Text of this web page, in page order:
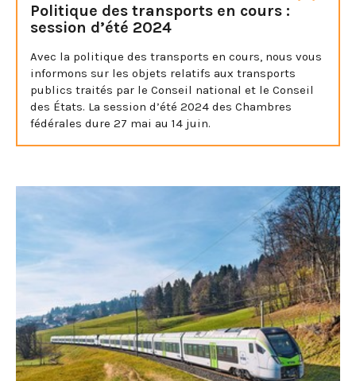
Politique des transports en cours :
session d’été 2024
Avec la politique des transports en cours, nous vous
informons sur les objets relatifs aux transports
publics traités par le Conseil national et le Conseil
des États. La session d’été 2024 des Chambres
fédérales dure 27 mai au 14 juin.